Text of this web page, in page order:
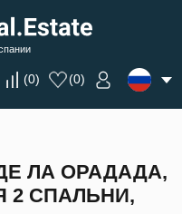
(0) (0)
ЛА ОРАДАДА,
2 СПАЛЬНИ,